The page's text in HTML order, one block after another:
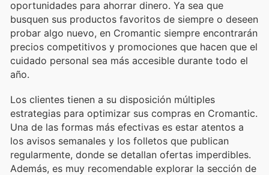
oportunidades para ahorrar dinero. Ya sea que
busquen sus productos favoritos de siempre o deseen
probar algo nuevo, en Cromantic siempre encontrarán
precios competitivos y promociones que hacen que el
cuidado personal sea más accesible durante todo el
año.
Los clientes tienen a su disposición múltiples
estrategias para optimizar sus compras en Cromantic.
Una de las formas más efectivas es estar atentos a
los avisos semanales y los folletos que publican
regularmente, donde se detallan ofertas imperdibles.
Además, es muy recomendable explorar la sección de